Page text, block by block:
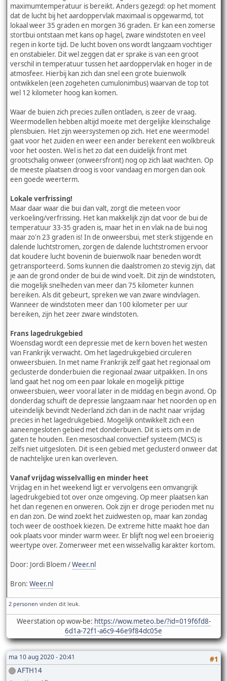
maximumtemperatuur is bereikt. Anders gezegd: op het moment
dat de lucht bij het aardoppervlak maximaal is opgewarmd, tot
lokaal weer 35 graden en morgen 36 graden. Er kan een zomerse
stortbui ontstaan met kans op hagel, zware windstoten en veel
regen in korte tijd. De lucht boven ons wordt langzaam vochtiger
en onstabieler. Dit wel zeggen dat er sprake is van een groot
verschil in temperatuur tussen het aardoppervlak en hoger in de
atmosfeer. Hierbij kan zich dan snel een grote buienwolk
ontwikkelen (een zogeheten cumulonimbus) waarvan de top tot
wel 12 kilometer hoog kan komen.
Waar de buien zich precies zullen ontladen, is zeer de vraag.
Weermodellen hebben altijd moeite met dergelijke kleinschalige
plensbuien. Het zijn weersystemen op zich. Het ene weermodel
gaat voor het zuiden en weer een ander berekent een wolkbreuk
voor het oosten. Wel is het zo dat een duidelijk front met
grootschalig onweer (onweersfront) nog op zich laat wachten. Op
de meeste plaatsen droog is voor vandaag en morgen dan ook
een goede weerterm.
Lokale verfrissing!
Maar daar waar die bui dan valt, zorgt die meteen voor
verkoeling/verfrissing. Het kan makkelijk zijn dat voor de bui de
temperatuur 33-35 graden is, maar het in en vlak na de bui nog
maar zo'n 23 graden is! In de onweersbui, met sterk stijgende en
dalende luchtstromen, zorgen de dalende luchtstromen ervoor
dat koudere lucht bovenin de buienwolk naar beneden wordt
getransporteerd. Soms kunnen die daalstromen zo stevig zijn, dat
je aan de grond onder de bui de wind voelt. Dit zijn de windstoten,
die mogelijk snelheden van meer dan 75 kilometer kunnen
bereiken. Als dit gebeurt, spreken we van zware windvlagen.
Wanneer de windstoten meer dan 100 kilometer per uur
bereiken, zijn het zeer zware windstoten.
Frans lagedrukgebied
Woensdag wordt een depressie met de kern boven het westen
van Frankrijk verwacht. Om het lagedrukgebied circuleren
onweersbuien. In met name Frankrijk zelf gaat het regionaal om
geclusterde donderbuien die regionaal zwaar uitpakken. In ons
land gaat het nog om een paar lokale en mogelijk pittige
onweersbuien, weer vooral later in de middag en begin avond. Op
donderdag schuift de depressie langzaam naar het noorden op en
uiteindelijk bevindt Nederland zich dan in de nacht naar vrijdag
precies in het lagedrukgebied. Mogelijk ontwikkelt zich een
aaneengesloten gebied met donderbuien. Dit is iets om in de
gaten te houden. Een mesoschaal convectief systeem (MCS) is
zelfs niet uitgesloten. Dit is een gebied met geclusterd onweer dat
de nachtelijke uren kan overleven.
Vanaf vrijdag wisselvallig en minder heet
Vrijdag en in het weekend ligt er vervolgens een omvangrijk
lagedrukgebied tot over onze omgeving. Op meer plaatsen kan
het dan regenen en onweren. Ook zijn er droge perioden met nu
en dan zon. De wind zoekt het zuidwesten op, maar kan zondag
toch weer de oosthoek kiezen. De extreme hitte maakt hoe dan
ook plaats voor minder warm weer. Er blijft nog wel een broeierig
weertype over. Zomerweer met een wisselvallig karakter kortom.
Door: Jordi Bloem /Weer.nl
Bron: Weer.nl
2 personen vinden dit leuk.
Weerstation op wow-be: https://wow.meteo.be/?id=019f6fd8-
6d1a-72f1-a6c9-46e9f84dc05e
ma 10 aug 2020 - 20:41
#1
AFTH14